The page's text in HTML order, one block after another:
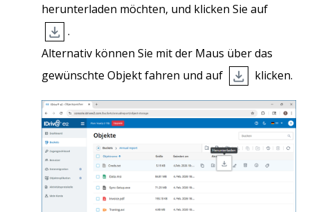
herunterladen möchten, und klicken Sie auf
.
Alternativ können Sie mit der Maus über das
gewünschte Objekt fahren und auf
klicken.